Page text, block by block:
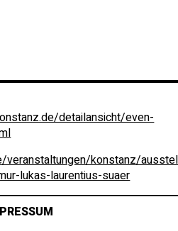
detailansicht/even-
veranstaltungen/konstanz/
lukas-laurentius-suaer